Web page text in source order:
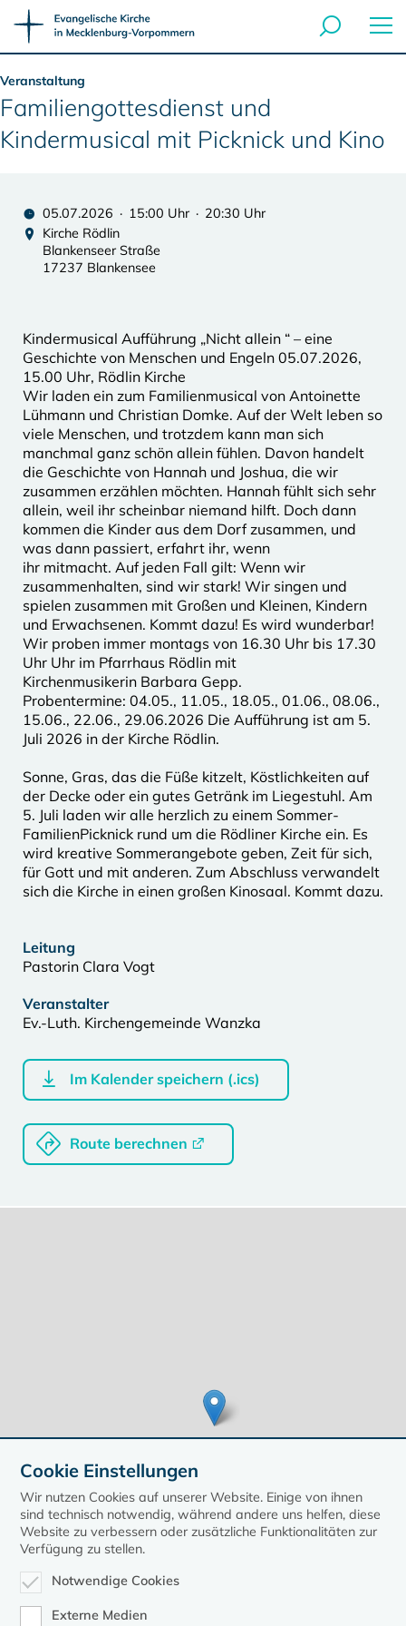
Veranstaltung
Familiengottesdienst und
Kindermusical mit Picknick und Kino
05.07.2026 · 15:00 Uhr · 20:30 Uhr
Kirche Rödlin
Blankenseer Straße
17237 Blankensee
Kindermusical Aufführung „Nicht allein “ – eine
Geschichte von Menschen und Engeln 05.07.2026,
15.00 Uhr, Rödlin Kirche
Wir laden ein zum Familienmusical von Antoinette
Lühmann und Christian Domke. Auf der Welt leben so
viele Menschen, und trotzdem kann man sich
manchmal ganz schön allein fühlen. Davon handelt
die Geschichte von Hannah und Joshua, die wir
zusammen erzählen möchten. Hannah fühlt sich sehr
allein, weil ihr scheinbar niemand hilft. Doch dann
kommen die Kinder aus dem Dorf zusammen, und
was dann passiert, erfahrt ihr, wenn
ihr mitmacht. Auf jeden Fall gilt: Wenn wir
zusammenhalten, sind wir stark! Wir singen und
spielen zusammen mit Großen und Kleinen, Kindern
und Erwachsenen. Kommt dazu! Es wird wunderbar!
Wir proben immer montags von 16.30 Uhr bis 17.30
Uhr Uhr im Pfarrhaus Rödlin mit
Kirchenmusikerin Barbara Gepp.
Probentermine: 04.05., 11.05., 18.05., 01.06., 08.06.,
15.06., 22.06., 29.06.2026 Die Aufführung ist am 5.
Juli 2026 in der Kirche Rödlin.
Sonne, Gras, das die Füße kitzelt, Köstlichkeiten auf
der Decke oder ein gutes Getränk im Liegestuhl. Am
5. Juli laden wir alle herzlich zu einem Sommer-
FamilienPicknick rund um die Rödliner Kirche ein. Es
wird kreative Sommerangebote geben, Zeit für sich,
für Gott und mit anderen. Zum Abschluss verwandelt
sich die Kirche in einen großen Kinosaal. Kommt dazu.
Leitung
Pastorin Clara Vogt
Veranstalter
Ev.-Luth. Kirchengemeinde Wanzka
Im Kalender speichern (.ics)
Route berechnen
zurück zur Übersicht der Veranstaltungen
Cookie Einstellungen
Wir nutzen Cookies auf unserer Website. Einige von ihnen
sind technisch notwendig, während andere uns helfen, diese
Website zu verbessern oder zusätzliche Funktionalitäten zur
Verfügung zu stellen.
Notwendige Cookies
Externe Medien